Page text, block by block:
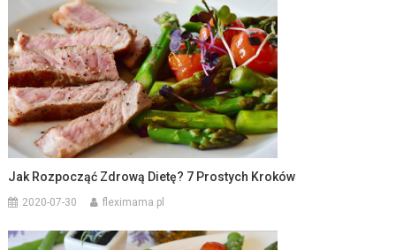
Jak Rozpocząć Zdrową Dietę? 7 Prostych Kroków
2020-07-30 fleximama.pl